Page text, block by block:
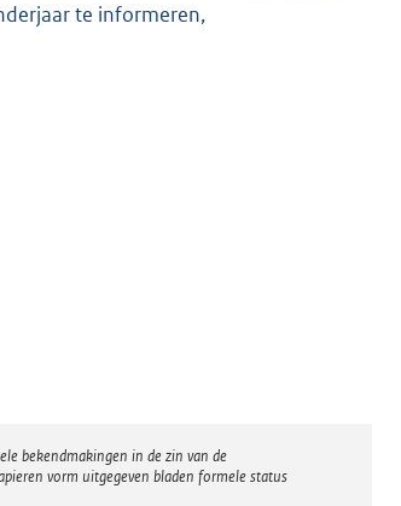
te informeren,
bekendmakingen in de zin van de
vorm uitgegeven bladen formele status